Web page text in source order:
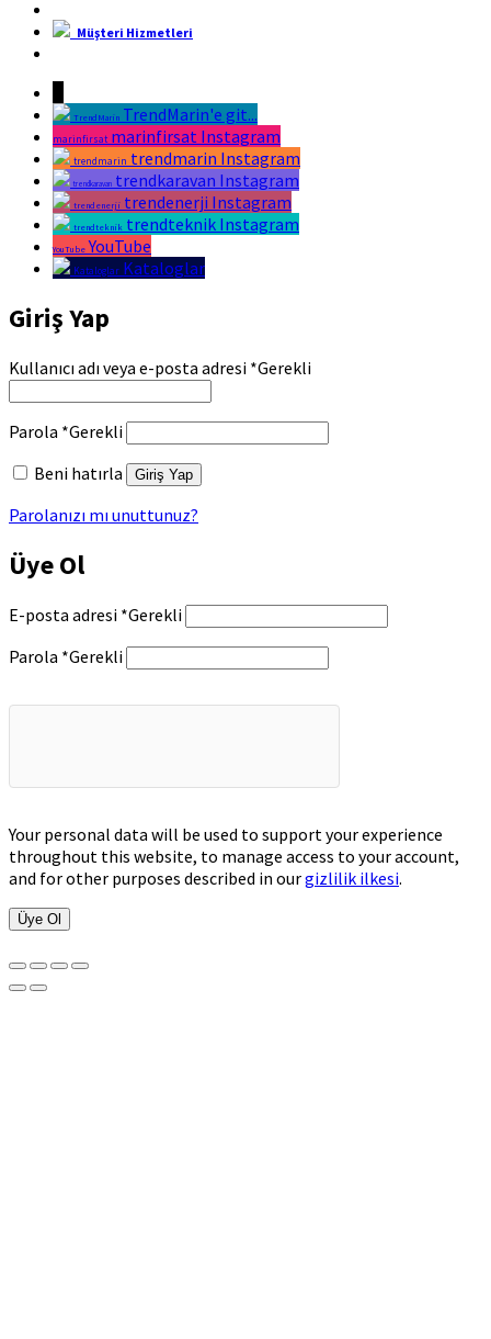
Müşteri Hizmetleri
TrendMarin TrendMarin'e git...
marinfirsat marinfirsat Instagram
trendmarin trendmarin Instagram
trendkaravan trendkaravan Instagram
trendenerji trendenerji Instagram
trendteknik trendteknik Instagram
YouTube YouTube
Kataloglar Kataloglar
Giriş Yap
Kullanıcı adı veya e-posta adresi *Gerekli
Parola *Gerekli
Beni hatırla
Giriş Yap
Parolanızı mı unuttunuz?
Üye Ol
E-posta adresi *Gerekli
Parola *Gerekli
Your personal data will be used to support your experience
throughout this website, to manage access to your account,
and for other purposes described in ourgizlilik ilkesi.
Üye Ol